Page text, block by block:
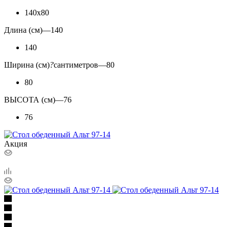
140x80
Длина (см)—140
140
Ширина (см)?сантиметров—80
80
ВЫСОТА (см)—76
76
Акция